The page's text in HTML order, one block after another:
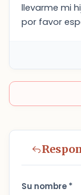
llevarme mi
por favor
Su nombre *